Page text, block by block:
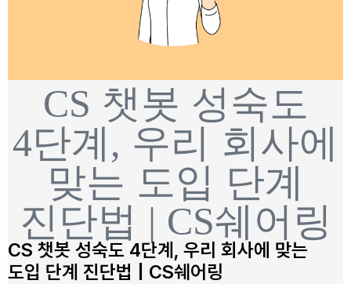
CS 챗봇 성숙도
4단계, 우리 회사에
맞는 도입 단계
진단법 | CS쉐어링
CS 챗봇 성숙도 4단계, 우리 회사에 맞는
도입 단계 진단법 | CS쉐어링